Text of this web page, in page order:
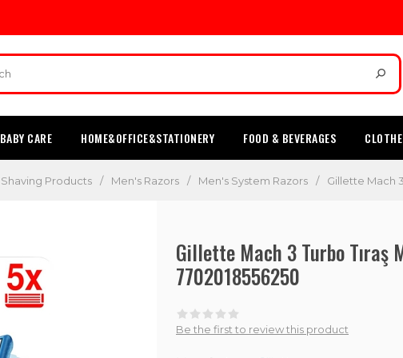
BABY CARE HOME&OFFICE&STATIONERY FOOD & BEVERAGES
Shaving Products / Men's Razors / Men's System Razors / Gillette Mach
Gillette Mach 3 Turbo Tıraş
7702018556250
Be the first to review this product